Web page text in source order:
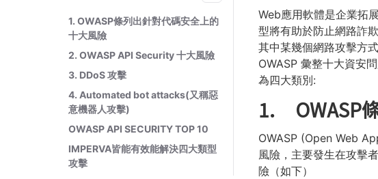
1. OWASP條列出針對代碼安全上的
十大風險
2. OWASP API Security 十大風險
3. DDoS 攻擊
4. Automated bot attacks(又稱惡
意機器人攻擊)
OWASP API SECURITY TOP 10
IMPERVA皆能有效能解決四大類型
攻擊
Web應用軟體是企業拓
型將有助於防止網路詐
其中某幾個網路攻擊方
OWASP 彙整十大資安
為四大類別:
1. OWASP
OWASP (Open Web
風險，主要發生在攻擊
險（如下）